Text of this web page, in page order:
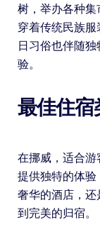
树，举办各种
穿着传统民族
日习俗也伴随
验。
最佳住宿
在挪威，适合
提供独特的体
奢华的酒店，
到完美的归宿。